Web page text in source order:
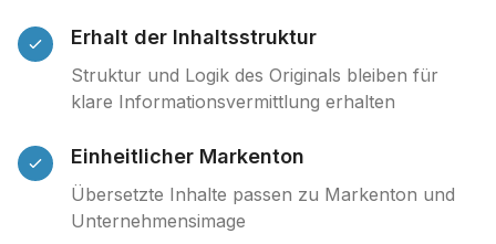
Erhalt der Inhaltsstruktur
Struktur und Logik des Originals bleiben für
klare Informationsvermittlung erhalten
Einheitlicher Markenton
Übersetzte Inhalte passen zu Markenton und
Unternehmensimage